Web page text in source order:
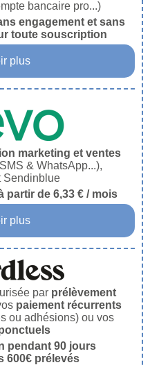
bancaire pro...)
engagement et sans
toute souscription
plus
marketing et ventes
& WhatsApp...),
Sendinblue
partir de 6,33 € / mois
plus
par prélèvement
paiement récurrents
ou adhésions) ou vos
pendant 90 jours
600€ prélevés